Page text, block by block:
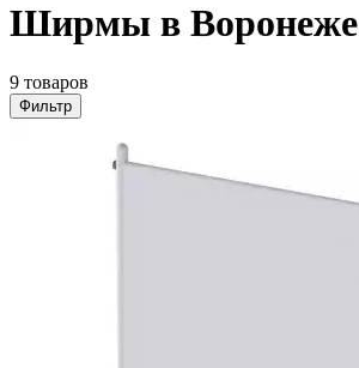
Ширмы в Воронеже
9 товаров
Фильтр